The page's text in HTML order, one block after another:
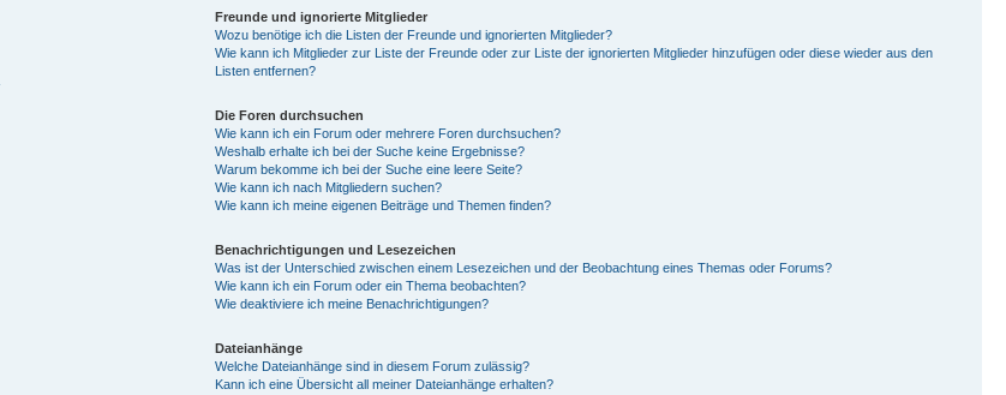
Freunde und ignorierte Mitglieder
Wozu benötige ich die Listen der Freunde und ignorierten Mitglieder?
Wie kann ich Mitglieder zur Liste der Freunde oder zur Liste der ignorierten Mitglieder hinzufügen oder diese wieder aus den
Listen entfernen?
Die Foren durchsuchen
Wie kann ich ein Forum oder mehrere Foren durchsuchen?
Weshalb erhalte ich bei der Suche keine Ergebnisse?
Warum bekomme ich bei der Suche eine leere Seite?
Wie kann ich nach Mitgliedern suchen?
Wie kann ich meine eigenen Beiträge und Themen finden?
Benachrichtigungen und Lesezeichen
Was ist der Unterschied zwischen einem Lesezeichen und der Beobachtung eines Themas oder Forums?
Wie kann ich ein Forum oder ein Thema beobachten?
Wie deaktiviere ich meine Benachrichtigungen?
Dateianhänge
Welche Dateianhänge sind in diesem Forum zulässig?
Kann ich eine Übersicht all meiner Dateianhänge erhalten?